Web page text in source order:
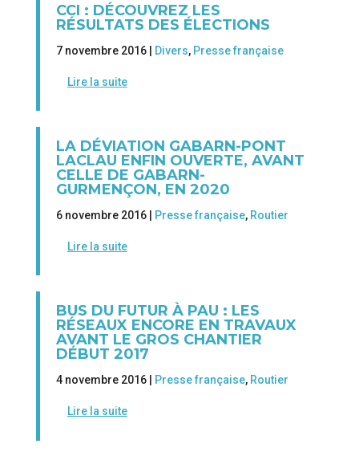
CCI : DÉCOUVREZ LES
RÉSULTATS DES ÉLECTIONS
7 novembre 2016 | Divers, Presse française
Lire la suite
LA DÉVIATION GABARN-PONT
LACLAU ENFIN OUVERTE, AVANT
CELLE DE GABARN-
GURMENÇON, EN 2020
6 novembre 2016 | Presse française, Routier
Lire la suite
BUS DU FUTUR À PAU : LES
RÉSEAUX ENCORE EN TRAVAUX
AVANT LE GROS CHANTIER
DÉBUT 2017
4 novembre 2016 | Presse française, Routier
Lire la suite